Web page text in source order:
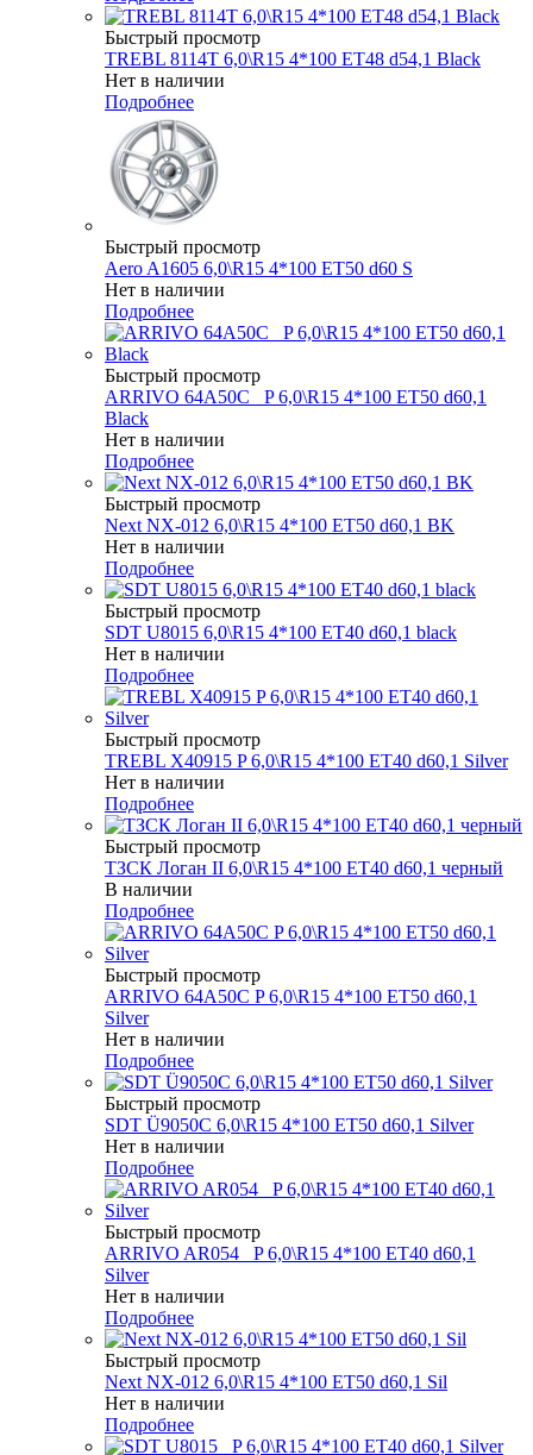
Быстрый просмотр
TREBL 8114T 6,0\R15 4*100 ET48 d54,1 Black
Нет в наличии
Подробнее
Быстрый просмотр
Aero A1605 6,0\R15 4*100 ET50 d60 S
Нет в наличии
Подробнее
Быстрый просмотр
ARRIVO 64A50C _P 6,0\R15 4*100 ET50 d60,1
Black
Нет в наличии
Подробнее
Быстрый просмотр
Next NX-012 6,0\R15 4*100 ET50 d60,1 BK
Нет в наличии
Подробнее
Быстрый просмотр
SDT U8015 6,0\R15 4*100 ET40 d60,1 black
Нет в наличии
Подробнее
Быстрый просмотр
TREBL X40915 P 6,0\R15 4*100 ET40 d60,1 Silver
Нет в наличии
Подробнее
Быстрый просмотр
ТЗСК Логан II 6,0\R15 4*100 ET40 d60,1 черный
В наличии
Подробнее
Быстрый просмотр
ARRIVO 64A50C P 6,0\R15 4*100 ET50 d60,1
Silver
Нет в наличии
Подробнее
Быстрый просмотр
SDT Ü9050C 6,0\R15 4*100 ET50 d60,1 Silver
Нет в наличии
Подробнее
Быстрый просмотр
ARRIVO AR054 _P 6,0\R15 4*100 ET40 d60,1
Silver
Нет в наличии
Подробнее
Быстрый просмотр
Next NX-012 6,0\R15 4*100 ET50 d60,1 Sil
Нет в наличии
Подробнее